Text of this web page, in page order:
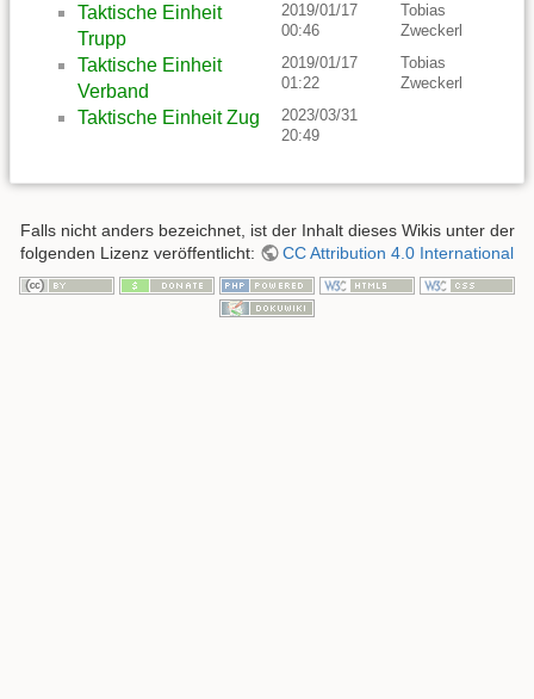
Taktische Einheit
Trupp
2019/01/17
00:46
Tobias
Zweckerl
Taktische Einheit
Verband
2019/01/17
01:22
Tobias
Zweckerl
Taktische Einheit Zug
2023/03/31
20:49
Falls nicht anders bezeichnet, ist der Inhalt dieses Wikis unter der
folgenden Lizenz veröffentlicht:
CC Attribution 4.0 International